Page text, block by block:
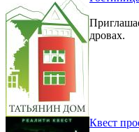
дровах.
Квест